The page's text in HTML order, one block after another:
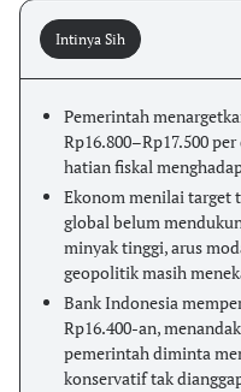
Intinya Sih
Pemerintah
Rp16.800–Rp17.500
hatian fiskal
Ekonom menilai target
global belum
minyak tinggi, arus
geopolitik masih
Bank Indonesia
Rp16.400-an,
pemerintah diminta
konservatif tak